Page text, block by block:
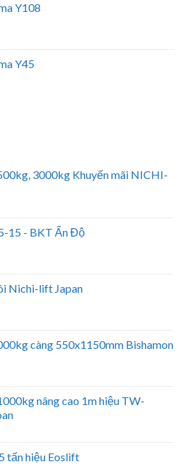
Y108
Y45
3000kg Khuyến mãi NICHI-
15 - BKT Ấn Độ
Nichi-lift Japan
càng 550x1150mm Bishamon
nâng cao 1m hiệu TW-
tấn hiệu Eoslift